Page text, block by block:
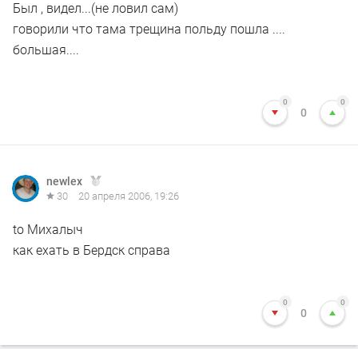
Был , видел...(не ловил сам)
говорили что тама трещина польду пошла ....
большая....
0
0
0
newlex
30 20 апреля 2006, 19:26
to Михалыч
как ехать в Бердск справа
0
0
0